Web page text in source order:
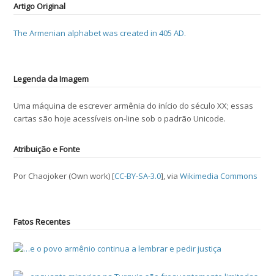
Artigo Original
The Armenian alphabet was created in 405 AD.
Legenda da Imagem
Uma máquina de escrever armênia do início do século XX; essas
cartas são hoje acessíveis on-line sob o padrão Unicode.
Atribuição e Fonte
Por Chaojoker (Own work) [CC-BY-SA-3.0], viaWikimedia Commons
Fatos Recentes